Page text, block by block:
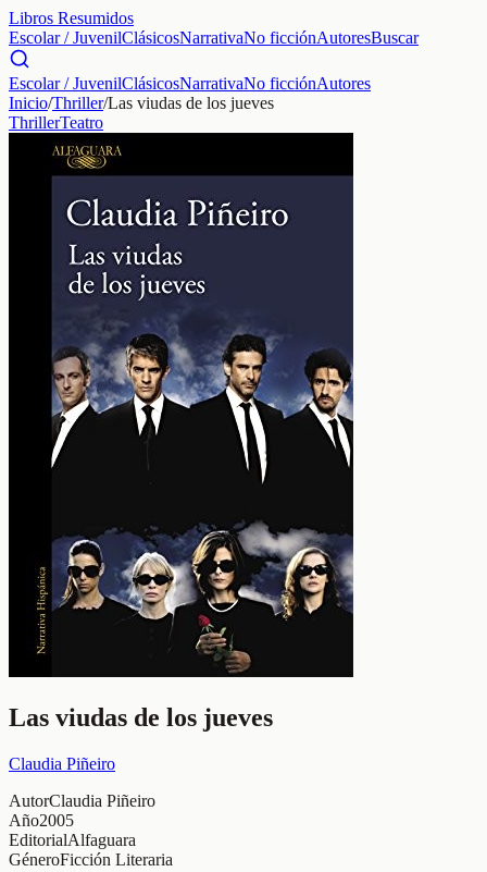
Libros Resumidos
Escolar / JuvenilClásicosNarrativaNo ficciónAutoresBuscar
Escolar / JuvenilClásicosNarrativaNo ficciónAutores
Inicio/Thriller/Las viudas de los jueves
ThrillerTeatro
Las viudas de los jueves
Claudia Piñeiro
AutorClaudia Piñeiro
Año2005
EditorialAlfaguara
GéneroFicción Literaria